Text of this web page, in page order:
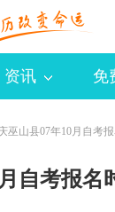
资讯 免
巫山县07年10月自考
自考报名